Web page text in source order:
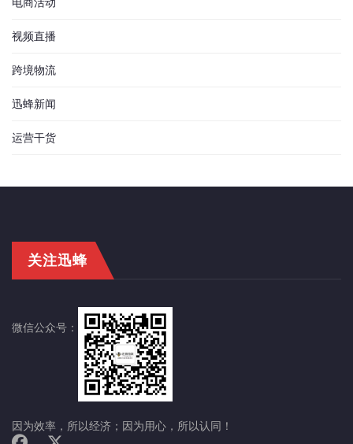
视频直播
跨境物流
迅蜂新闻
运营干货
关注迅蜂
微信公众号：
因为效率，所以经济；因为用心，所以认同！